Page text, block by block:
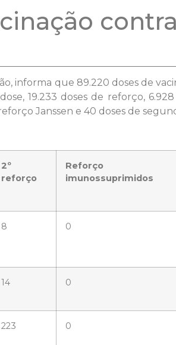
informa que 89.220 doses de
19.233 doses de reforço,
Janssen e 40 doses de
2º
reforço
Reforço
imunossuprimidos
8 0
14 0
223 0